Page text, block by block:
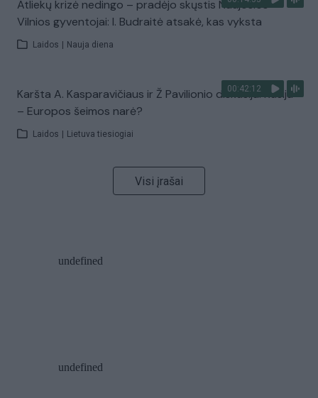
Atliekų krizė nedingo – pradėjo skųstis Naujosios
Vilnios gyventojai: I. Budraitė atsakė, kas vyksta
Laidos Nauja diena
00:42:12
Karšta A. Kasparavičiaus ir Ž Pavilionio diskusija: Rusija
– Europos šeimos narė?
Laidos Lietuva tiesiogiai
Visi įrašai